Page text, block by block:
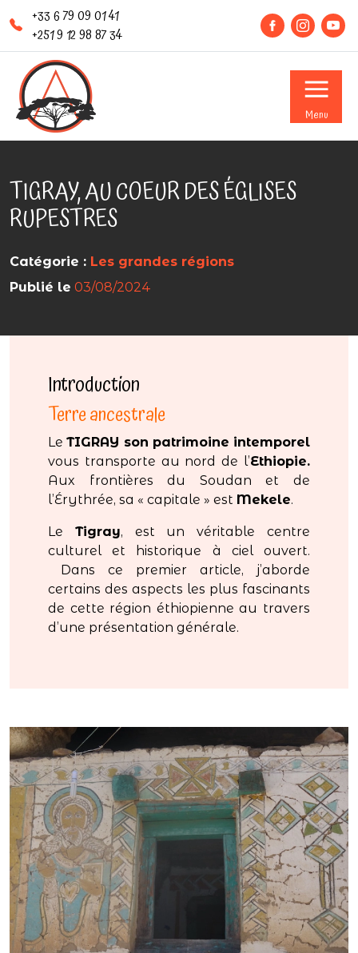
+33 6 79 09 01 41
+251 9 12 98 87 34
Menu
TIGRAY, AU COEUR DES ÉGLISES
RUPESTRES
Catégorie : Les grandes régions
Publié le 03/08/2024
Introduction
Terre ancestrale
LeTIGRAY son patrimoine intemporel
vous transporte au nord de l’Ethiopie.
Aux frontières du Soudan et de
l’Érythrée, sa « capitale » est Mekele.
Le Tigray, est un véritable centre
culturel et historique à ciel ouvert.
Dans ce premier article, j’aborde
certains des aspects les plus fascinants
de cette région éthiopienne au travers
d’une présentation générale.